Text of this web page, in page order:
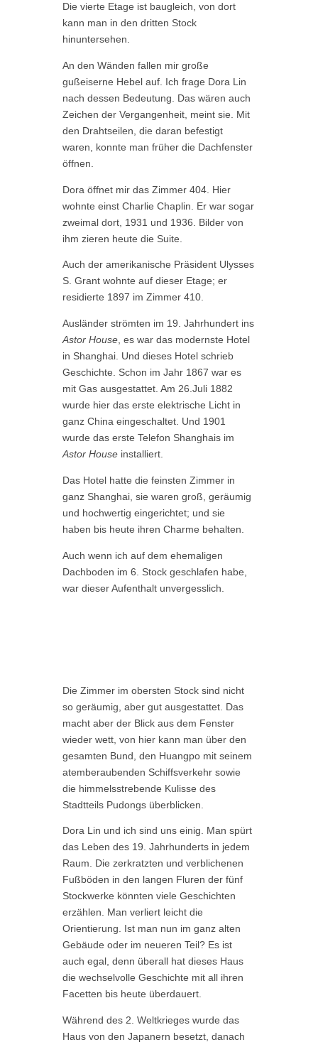
Die vierte Etage ist baugleich, von dort
kann man in den dritten Stock
hinuntersehen.
An den Wänden fallen mir große
gußeiserne Hebel auf. Ich frage Dora Lin
nach dessen Bedeutung. Das wären auch
Zeichen der Vergangenheit, meint sie. Mit
den Drahtseilen, die daran befestigt
waren, konnte man früher die Dachfenster
öffnen.
Dora öffnet mir das Zimmer 404. Hier
wohnte einst Charlie Chaplin. Er war sogar
zweimal dort, 1931 und 1936. Bilder von
ihm zieren heute die Suite.
Auch der amerikanische Präsident Ulysses
S. Grant wohnte auf dieser Etage; er
residierte 1897 im Zimmer 410.
Ausländer strömten im 19. Jahrhundert ins
Astor House, es war das modernste Hotel
in Shanghai. Und dieses Hotel schrieb
Geschichte. Schon im Jahr 1867 war es
mit Gas ausgestattet. Am 26.Juli 1882
wurde hier das erste elektrische Licht in
ganz China eingeschaltet. Und 1901
wurde das erste Telefon Shanghais im
Astor House installiert.
Das Hotel hatte die feinsten Zimmer in
ganz Shanghai, sie waren groß, geräumig
und hochwertig eingerichtet; und sie
haben bis heute ihren Charme behalten.
Auch wenn ich auf dem ehemaligen
Dachboden im 6. Stock geschlafen habe,
war dieser Aufenthalt unvergesslich.
Die Zimmer im obersten Stock sind nicht
so geräumig, aber gut ausgestattet. Das
macht aber der Blick aus dem Fenster
wieder wett, von hier kann man über den
gesamten Bund, den Huangpo mit seinem
atemberaubenden Schiffsverkehr sowie
die himmelsstrebende Kulisse des
Stadtteils Pudongs überblicken.
Dora Lin und ich sind uns einig. Man spürt
das Leben des 19. Jahrhunderts in jedem
Raum. Die zerkratzten und verblichenen
Fußböden in den langen Fluren der fünf
Stockwerke könnten viele Geschichten
erzählen. Man verliert leicht die
Orientierung. Ist man nun im ganz alten
Gebäude oder im neueren Teil? Es ist
auch egal, denn überall hat dieses Haus
die wechselvolle Geschichte mit all ihren
Facetten bis heute überdauert.
Während des 2. Weltkrieges wurde das
Haus von den Japanern besetzt, danach